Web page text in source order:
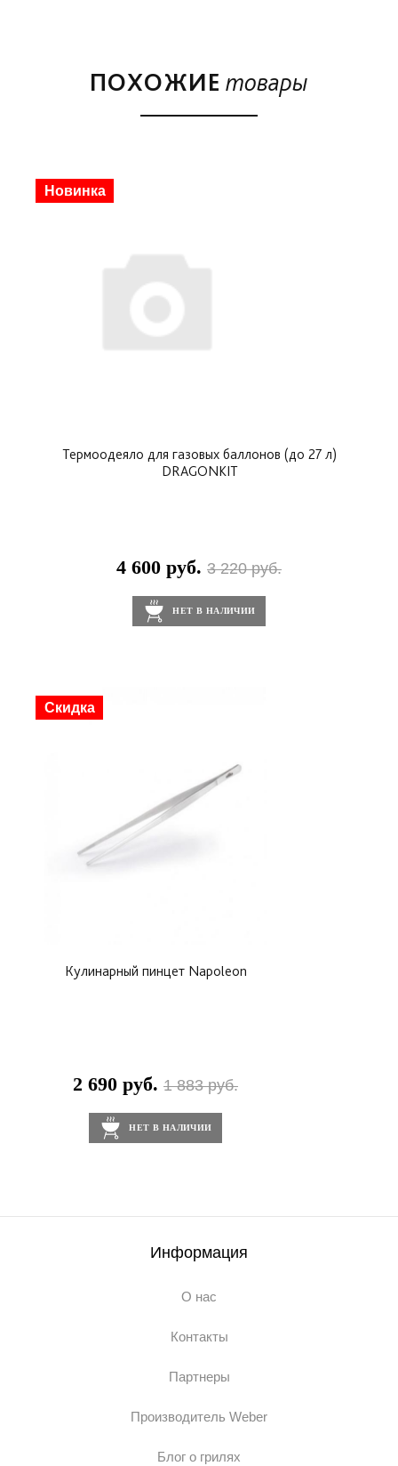
ПОХОЖИЕ товары
Скидка
Новинка
Термоодеяло для газовых баллонов (до 27 л)
DRAGONKIT
4 600 руб. 3 220 руб.
НЕТ В НАЛИЧИИ
Скидка
Кулинарный пинцет Napoleon
2 690 руб. 1 883 руб.
НЕТ В НАЛИЧИИ
Информация
О нас
Контакты
Партнеры
Производитель Weber
Блог о грилях